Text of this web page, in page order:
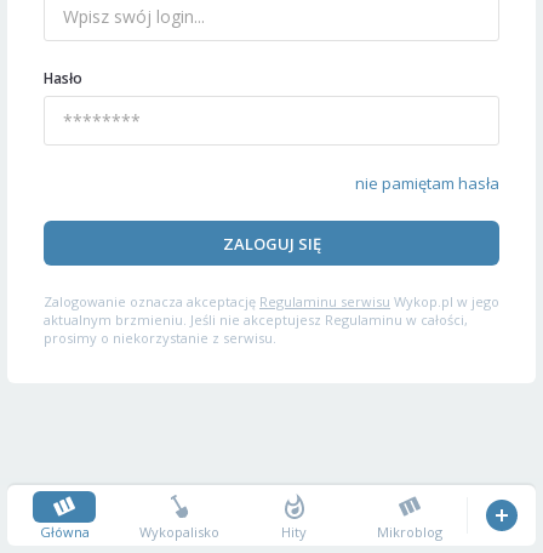
Hasło
nie pamiętam hasła
ZALOGUJ SIĘ
Zalogowanie oznacza akceptację Regulaminu serwisu Wykop.pl w jego
aktualnym brzmieniu. Jeśli nie akceptujesz Regulaminu w całości,
prosimy o niekorzystanie z serwisu.
Główna Wykopalisko Hity Mikroblog